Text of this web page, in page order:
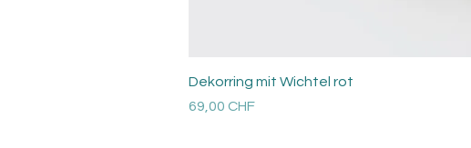
Dekorring mit Wichtel rot
Prezzo
69,00 CHF